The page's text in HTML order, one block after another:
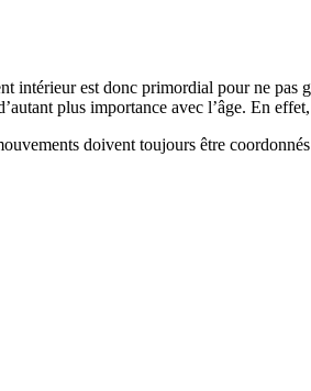
est donc primordial pour ne pas
plus importance avec l’âge. En
doivent toujours être